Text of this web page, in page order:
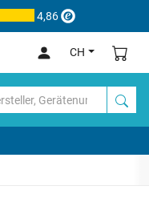
4,86
CH